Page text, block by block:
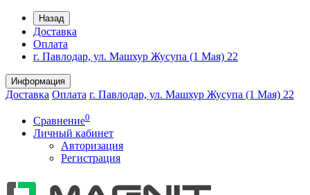
Назад
Доставка
Оплата
г. Павлодар, ул. Машхур Жусупа (1 Мая) 22
Информация
Доставка Оплата г. Павлодар, ул. Машхур Жусупа (1 Мая) 22
Сравнение0
Личный кабинет
Авторизация
Регистрация